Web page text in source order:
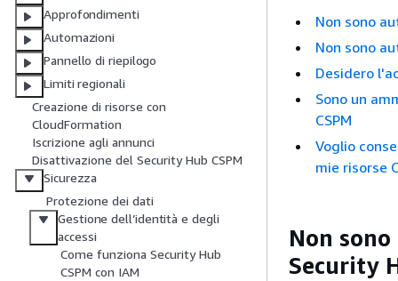
Approfondimenti
Automazioni
Pannello di riepilogo
Limiti regionali
Creazione di risorse con
CloudFormation
Iscrizione agli annunci
Disattivazione del Security Hub CSPM
Sicurezza
Protezione dei dati
Gestione dell’identità e degli
accessi
Come funziona Security Hub
CSPM con IAM
Non sono
Non sono
Desidero
Sono un
CSPM
Voglio
mie risorse
Non
Security